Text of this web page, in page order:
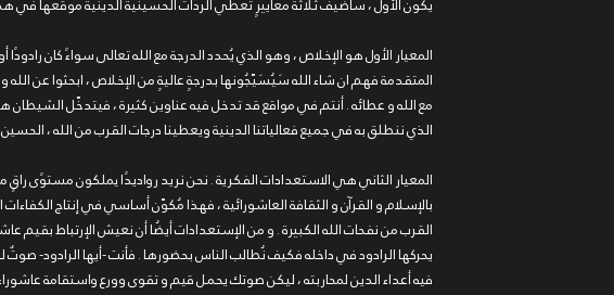
يكون الأول ، سأضيف ثلاثةَ معاييرٍ تُعطي الردّات الحسينية الدينية موقعها في
المعيار الأول هو الإخلاص ، وهو الذي يُحدد الدرجة مع الله تعالى سواءً كان
المتقدمة فهم ان شاء الله سَيُسَيّجُونها بدرجةٍ عاليةٍ من الإخلاص ، ابحثوا عن الله
مع الله و عطائه . أنتم في مواقع قد تدخل فيه عناوين كثيرة ، فيتدخّل الشيطان
الذي ننطلق به في جميع فعالياتنا الدينية ويعطينا درجات القرب من الله ،
المعيار الثاني هي الاستعدادات الفكرية . نحن نريد رواديدًا يملكون مستوًى راقٍ
بالإسلام و القرآن و الثقافة العاشورائية ، فهذا مُكوّن أساسي في إنتاج
القرب من نفحات الله الكبيرة . و من الإستعدادات أيضُا أن نعيش الإرتباط بقيم
يحركها الرادود في داخله فكيف نُطالب الناس بحضورها . فأنت -أيها الرادود-
فيه أعداء الدين لمحاربته ، ليكن صوتك يحمل قيم و تقوى وورع واستقامة